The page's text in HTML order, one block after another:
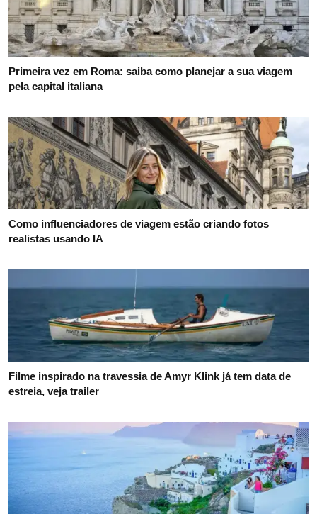
Primeira vez em Roma: saiba como planejar a sua viagem
pela capital italiana
Como influenciadores de viagem estão criando fotos
realistas usando IA
Filme inspirado na travessia de Amyr Klink já tem data de
estreia, veja trailer